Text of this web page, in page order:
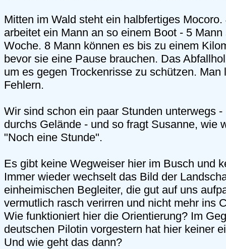
Mitten im Wald steht ein halbfertiges
arbeitet ein Mann an so einem Boot - 5
Woche. 8 Mann können es bis zu einem
bevor sie eine Pause brauchen. Das
um es gegen Trockenrisse zu schützen. Man
Fehlern.
Wir sind schon ein paar Stunden unterwegs
durchs Gelände - und so fragt Susanne, wie
"Noch eine Stunde".
Es gibt keine Wegweiser hier im Busch und
Immer wieder wechselt das Bild der
einheimischen Begleiter, die gut auf uns
vermutlich rasch verirren und nicht mehr ins
Wie funktioniert hier die Orientierung? Im
deutschen Pilotin vorgestern hat hier keiner
Und wie geht das dann?